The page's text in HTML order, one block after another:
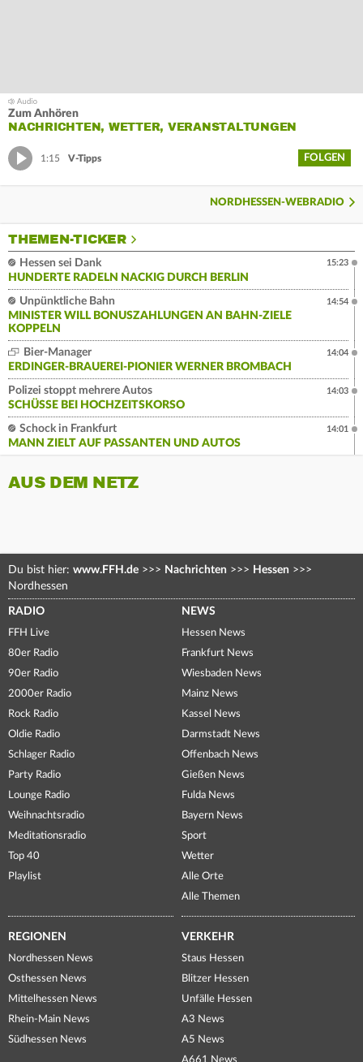
Zum Anhören
NACHRICHTEN, WETTER, VERANSTALTUNGEN
1:15 V-Tipps FOLGEN
NORDHESSEN-WEBRADIO
THEMEN-TICKER
Hessen sei Dank
HUNDERTE RADELN NACKIG DURCH BERLIN
15:23
Unpünktliche Bahn
MINISTER WILL BONUSZAHLUNGEN AN BAHN-ZIELE
KOPPELN
14:54
Bier-Manager
ERDINGER-BRAUEREI-PIONIER WERNER BROMBACH
14:04
Polizei stoppt mehrere Autos
SCHÜSSE BEI HOCHZEITSKORSO
14:03
Schock in Frankfurt
MANN ZIELT AUF PASSANTEN UND AUTOS
14:01
AUS DEM NETZ
Du bist hier: www.FFH.de >>> Nachrichten >>> Hessen >>>
Nordhessen
RADIO
FFH Live
80er Radio
90er Radio
2000er Radio
Rock Radio
Oldie Radio
Schlager Radio
Party Radio
Lounge Radio
Weihnachtsradio
Meditationsradio
Top 40
Playlist
NEWS
Hessen News
Frankfurt News
Wiesbaden News
Mainz News
Kassel News
Darmstadt News
Offenbach News
Gießen News
Fulda News
Bayern News
Sport
Wetter
Alle Orte
Alle Themen
REGIONEN
Nordhessen News
Osthessen News
Mittelhessen News
Rhein-Main News
Südhessen News
VERKEHR
Staus Hessen
Blitzer Hessen
Unfälle Hessen
A3 News
A5 News